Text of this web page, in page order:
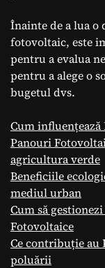
Înainte de a lua o
fotovoltaic, este
pentru a evalua
pentru a alege o
bugetul dvs.
Cum
Panouri
agricultura verde
Beneficiile
mediul urban
Cum să
Fotovoltaice
Ce contribuție au
poluării